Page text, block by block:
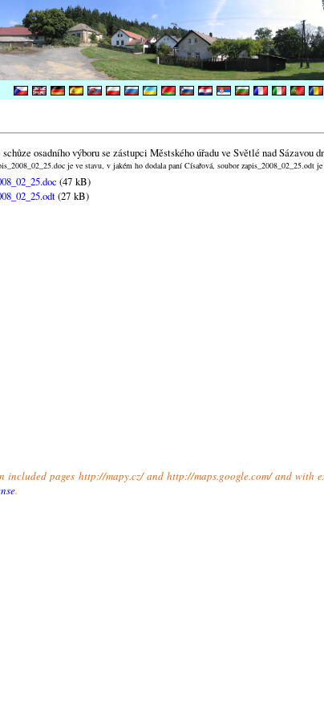
osadního výboru se zástupci Městského úřadu ve Světlé nad Sázavou
je ve stavu, v jakém ho dodala paní Císařová, soubor zapis_2008_02_25.odt
(47 kB)
(27 kB)
included pages http://mapy.cz/ and http://maps.google.com/ and
.